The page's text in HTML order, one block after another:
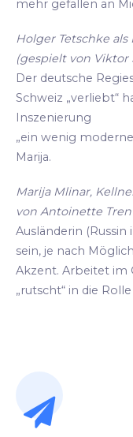
mehr gefallen an
Holger Tetschke
(gespielt von Viktor
Der deutsche
Schweiz „verliebt“
Inszenierung
„ein wenig
Marija.
Marija Mlinar,
von Antoinette
Ausländerin
sein, je nach
Akzent. Arbeitet im
„rutscht“ in die